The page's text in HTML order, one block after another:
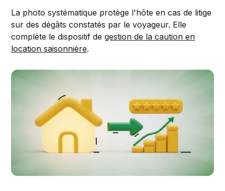
La photo systématique protège l'hôte en cas de litige
sur des dégâts constatés par le voyageur. Elle
complète le dispositif degestion de la caution en
location saisonnière.